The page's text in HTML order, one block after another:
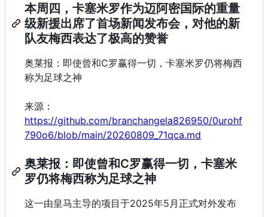
本周四，卡塞米罗作为迈阿密国际的重量
级新援出席了首场新闻发布会，对他的新
队友梅西表达了极高的赞誉
奥莱报：即使曾和C罗赢得一切，卡塞米罗仍将梅西
称为足球之神
来源：
https://github.com/branchangela826950/0urohf
790o6/blob/main/20260809_71qca.md
奥莱报：即使曾和C罗赢得一切，卡塞米
罗仍将梅西称为足球之神
这一由皇马主导的项目于2025年5月正式对外发布